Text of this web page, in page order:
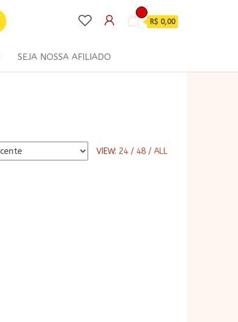
0
R$ 0,00
SEJA NOSSA AFILIADO
VIEW: 24 / 48 / ALL